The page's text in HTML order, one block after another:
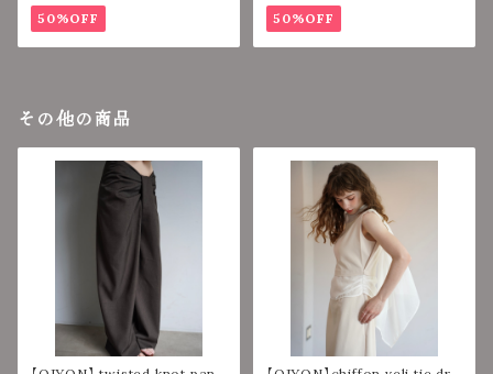
50%OFF 50%OFF
その他の商品